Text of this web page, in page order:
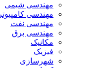
مهندسی شیمی
مهندسی کامپیوتر
مهندسی نفت
مهندسی برق
مکانیک
فیزیک
شهرسازی